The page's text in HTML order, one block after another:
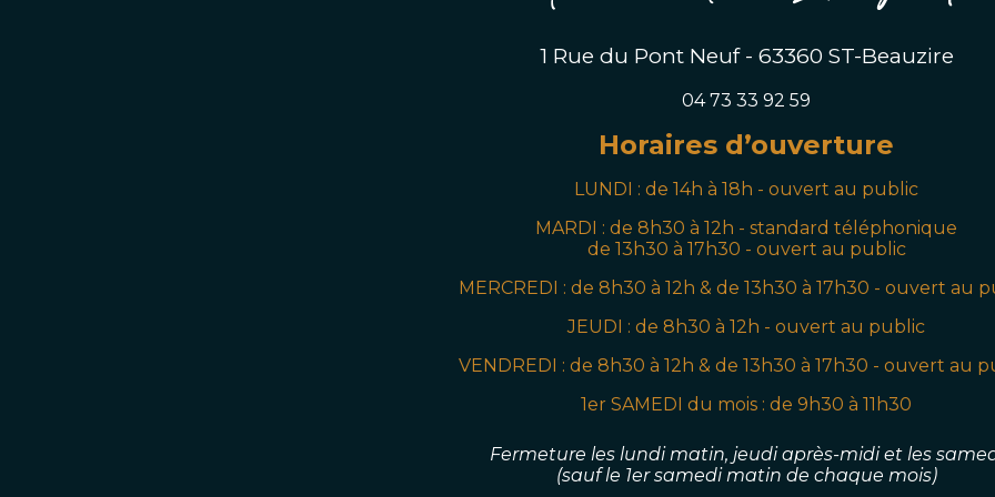
1 Rue du Pont Neuf - 63360 ST-Beauzire
04 73 33 92 59
Horaires d’ouverture
LUNDI : de 14h à 18h - ouvert au public
MARDI : de 8h30 à 12h - standard téléphonique
de 13h30 à 17h30 - ouvert au public
MERCREDI : de 8h30 à 12h & de 13h30 à 17h30 - ouvert au
JEUDI : de 8h30 à 12h - ouvert au public
VENDREDI : de 8h30 à 12h & de 13h30 à 17h30 - ouvert au
1er SAMEDI du mois : de 9 h30 à 11h30
Fermeture les lundi matin, jeudi après-midiet les
(sauf le 1er samedi matin de chaque mois)